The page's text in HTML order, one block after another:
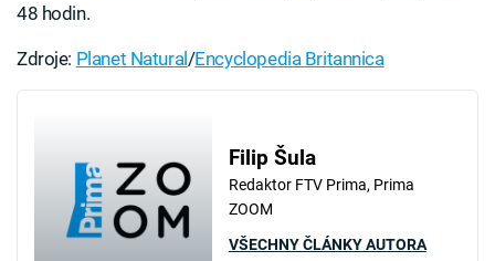
48 hodin.
Zdroje: Planet Natural/Encyclopedia Britannica
Filip Šula
Redaktor FTV Prima, Prima
ZOOM
VŠECHNY ČLÁNKY AUTORA